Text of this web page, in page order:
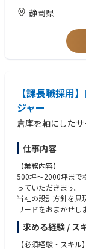
います
・現場での安全管理
・顧客・取引先との
静岡県
【課長職採用
ジャー
倉庫を軸にした
仕事内容
【業務内容】
500坪～2000坪まで
っていただきます。
当社の設計方針を具
リードをおまかせし
■チームメンバーの
■担当プロジェクト
求める経験 / ス
【必須経験・スキル】